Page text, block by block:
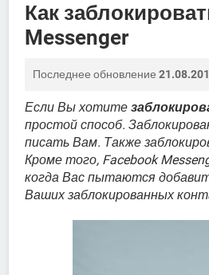
Как
Messenger
Последнее обновление
Если Вы хотите
простой способ.
писать Вам. Также
Кроме того, Facebook
когда Вас пытаются
Ваших заблокированных